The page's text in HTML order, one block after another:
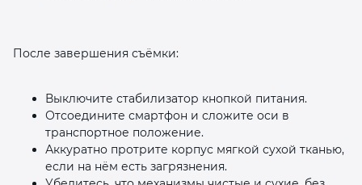
После завершения съёмки:
Выключите стабилизатор кнопкой питания.
Отсоедините смартфон и сложите оси в
транспортное положение.
Аккуратно протрите корпус мягкой сухой тканью,
если на нём есть загрязнения.